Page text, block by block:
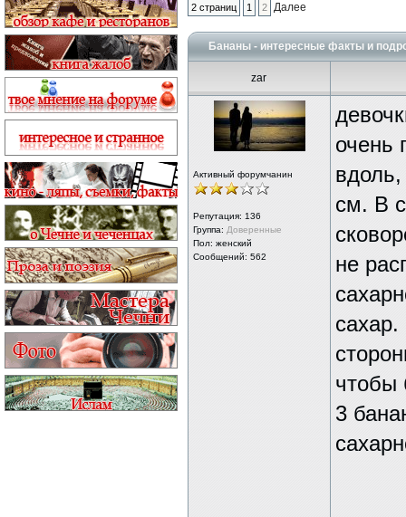
2 страниц 1 2 Далее
Бананы - интересные факты и
zar
Активный форумчанин
Репутация: 136
Группа: Доверенные
Пол: женский
Сообщений: 562
очень
вдоль,
см. В
не
чтобы
3